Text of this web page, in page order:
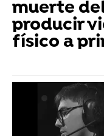
muerte
producir
físico a